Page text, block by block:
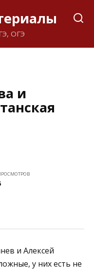
ОГЭ
и
и Алексей
у них есть не